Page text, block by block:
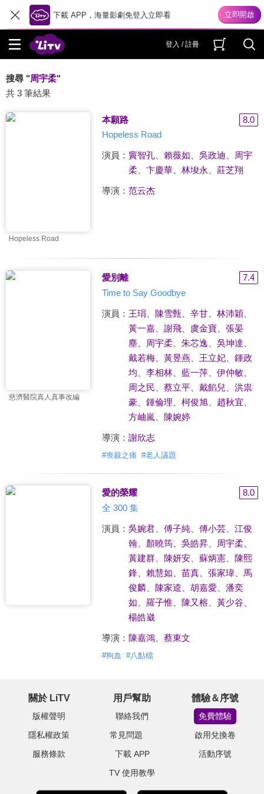
下載 APP，海量影劇免登入立即看
登入 / 註冊
搜尋 "周宇柔"
共 3 筆結果
Hopeless Road
本願路
8.0
Hopeless Road
演員： 竇智孔、 賴薇如 吳政迪
周宇
柔
卞慶華、 林埈永 莊芝翔
導演： 范云杰
慈濟醫院真人真事改編
愛別離
7.4
Time to Say Goodbye
演員： 王琄 陳雪甄 辛甘、 林沛穎
黃一嘉、 謝飛、 虞金寶、 張晏
塵、 周宇柔 朱芯逸 吳坤達
戴若梅、 黃昱燕 王立妃、 鍾政
均
李相林、 藍一萍、 伊仲敏、
周之民
蔡立平、 戴餡兒
洪祟
豪
鍾倫理 柯俊旭、 趙秋宜
方岫嵐
陳婉婷
導演： 謝欣志
#喪親之痛 #老人議題
愛的榮耀
8.0
全 300 集
演員： 吳婉君、 傅子純、 傅小芸、 江俊
翰
顏曉筠、 吳皓昇、 周宇柔
黃建群、 陳妍安、 蘇炳憲、 陳熙
鋒
賴慧如 苗真、 張家瑋、 馬
俊麟、 陳家逵 胡嘉愛
潘奕
如
羅子惟 陳又榕 黃少谷
楊皓崴
導演： 陳嘉鴻、 蔡東文
#狗血 #八點檔
關於 LiTV
版權聲明
隱私權政策
服務條款
用戶幫助
聯絡我們
常見問題
下載 APP
TV 使用教學
體驗＆序號
免費體驗
啟用兌換卷
活動序號